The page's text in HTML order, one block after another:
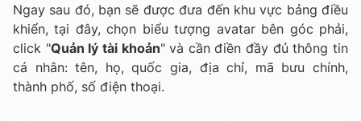
Ngay sau đó, bạn sẽ được đưa đến khu vực bảng điều
khiển, tại đây, chọn biểu tượng avatar bên góc phải,
click "Quản lý tài khoản" và cần điền đầy đủ thông tin
cá nhân: tên, họ, quốc gia, địa chỉ, mã bưu chính,
thành phố, số điện thoại.